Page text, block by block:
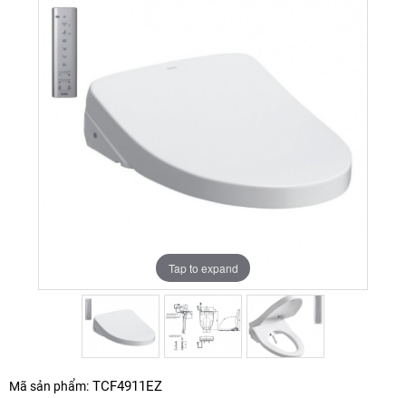
Tap to expand
Tap to expand
Tap to expand
Mã sản phẩm: TCF4911EZ